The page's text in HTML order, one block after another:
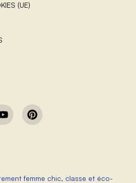
(UE)
femme chic, classe et éco-